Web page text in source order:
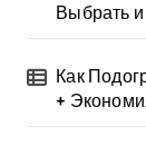
Выбрать
Как
+